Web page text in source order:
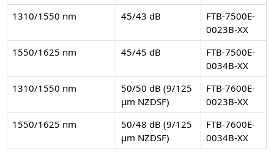
1310/1550 nm
45/43 dB
FTB-7500E-
0023B-XX
1550/1625 nm
45/45 dB
FTB-7500E-
0034B-XX
1310/1550 nm
50/50 dB (9/125
µm NZDSF)
FTB-7600E-
0023B-XX
1550/1625 nm
50/48 dB (9/125
µm NZDSF)
FTB-7600E-
0034B-XX